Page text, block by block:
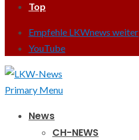
Top
Empfehle LKWnews weiter
YouTube
Primary Menu
News
CH-NEWS